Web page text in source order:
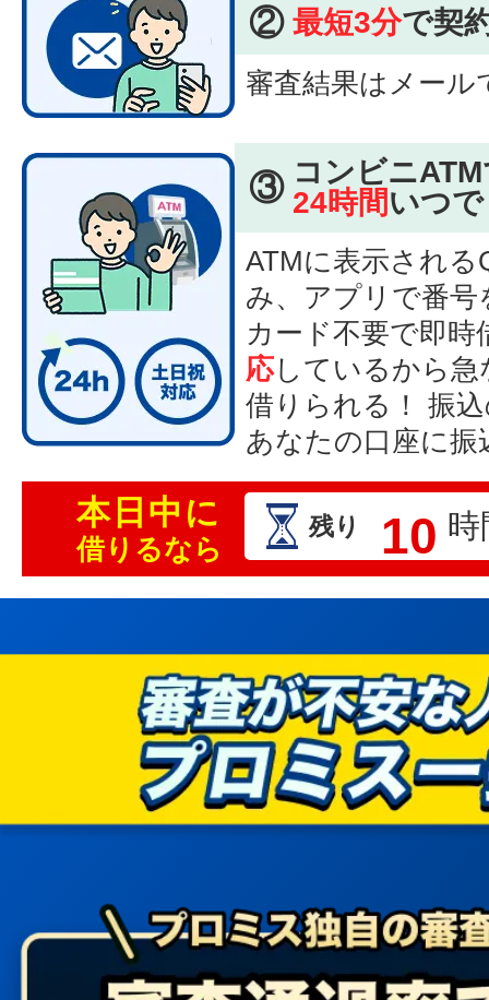
② 最短3分で契
審査結果はメール
③ コンビニ
24時間いつ
ATMに表示され
み、アプリで番
カード不要で即時
応しているから急
借りられる！ 振
あなたの口座に振
本日中に
借りるなら
残り 10